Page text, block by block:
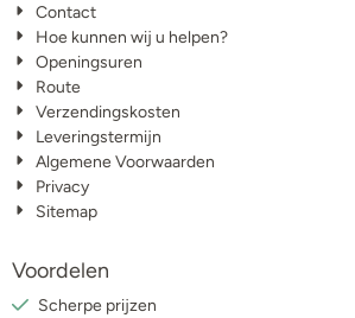
Contact
Hoe kunnen wij u helpen?
Openingsuren
Route
Verzendingskosten
Leveringstermijn
Algemene Voorwaarden
Privacy
Sitemap
Voordelen
Scherpe prijzen